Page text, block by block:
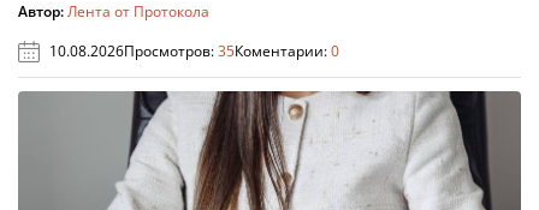
Автор:Лента от Протокола
10.08.2026Просмотров:35Коментарии:0